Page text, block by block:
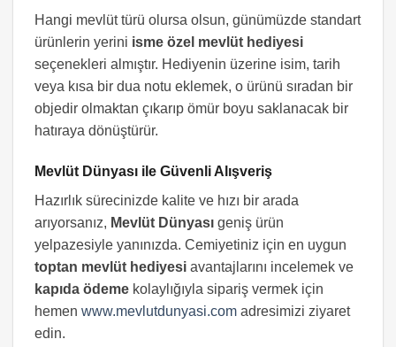
Hangi mevlüt türü olursa olsun, günümüzde standart
ürünlerin yerini isme özel mevlüt hediyesi
seçenekleri almıştır. Hediyenin üzerine isim, tarih
veya kısa bir dua notu eklemek, o ürünü sıradan bir
objedir olmaktan çıkarıp ömür boyu saklanacak bir
hatıraya dönüştürür.
Mevlüt Dünyası ile Güvenli Alışveriş
Hazırlık sürecinizde kalite ve hızı bir arada
arıyorsanız, Mevlüt Dünyası geniş ürün
yelpazesiyle yanınızda. Cemiyetiniz için en uygun
toptan mevlüt hediyesi avantajlarını incelemek ve
kapıda ödeme kolaylığıyla sipariş vermek için
hemen www.mevlutdunyasi.com adresimizi ziyaret
edin.